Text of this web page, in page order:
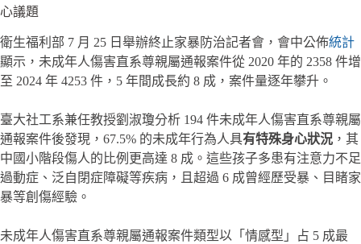
心議題
衛生福利部 7 月 25 日舉辦終止家暴防治記者會，會中公佈統計
顯示，未成年人傷害直系尊親屬通報案件從 2020 年的 2358 件增
至 2024 年 4253 件，5 年間成長約 8 成，案件量逐年攀升。
臺大社工系兼任教授劉淑瓊分析 194 件未成年人傷害直系尊親屬
通報案件後發現，67.5% 的未成年行為人具有特殊身心狀況 ，其
中國小階段傷人的比例更高達 8 成。這些孩子多患有注意力不足
過動症、泛自閉症障礙等疾病，且超過 6 成曾經歷受暴、目睹家
暴等創傷經驗。
未成年人傷害直系尊親屬通報案件類型以「情感型」占 5 成最